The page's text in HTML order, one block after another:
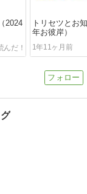
2024
トリセツとお
年お彼岸）
1年11ヶ月前